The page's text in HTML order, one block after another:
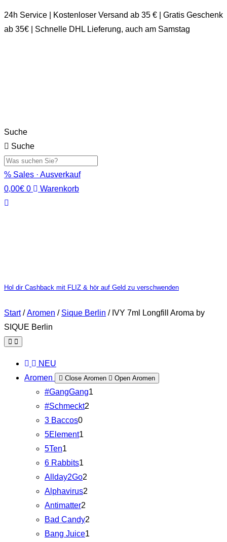
24h Service | Kostenloser Versand ab 35 € | Gratis Geschenk
ab 35€ | Schnelle DHL Lieferung, auch am Samstag
Suche
Suche
% Sales · Ausverkauf
0,00€ 0 Warenkorb
Hol dir Cashback mit FLIZ & hör auf Geld zu verschwenden
Start/Aromen / Sique Berlin / IVY 7ml Longfill Aroma by
SIQUE Berlin
NEU
Aromen
Close Aromen Open Aromen
#GangGang1
#Schmeckt2
3 Baccos0
5Element1
5Ten1
6 Rabbits1
Allday2Go2
Alphavirus2
Antimatter2
Bad Candy2
Bang Juice1